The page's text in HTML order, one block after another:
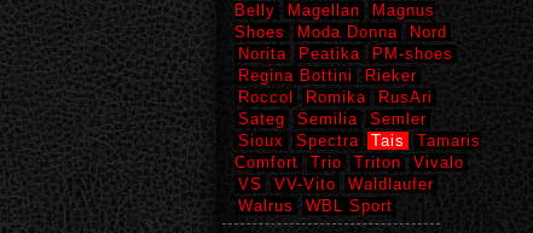
Belly
Magellan
Magnus
Shoes
Moda Donna
Nord
Norita
Peatika
PM-shoes
Regina Bottini
Rieker
Roccol
Romika
RusAri
Sateg
Semilia
Semler
Sioux
Spectra Tais
Tamaris
Comfort
Trio Triton
Vivalo
VS
VV-Vito
Waldlaufer
Walrus
WBL Sport